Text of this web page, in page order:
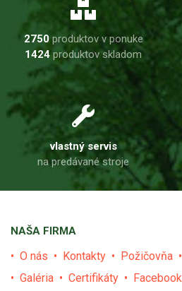
2750produktov v ponuke
1424produktov skladom
vlastný servis
na predávané stroje
NAŠA FIRMA
O nás Kontakty Požičovňa
Galéria
Certifikáty Facebook